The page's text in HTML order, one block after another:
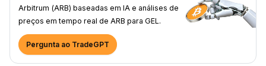
Arbitrum (ARB) baseadas em IA e análises de
preços em tempo real de ARB para GEL.
Pergunta ao TradeGPT